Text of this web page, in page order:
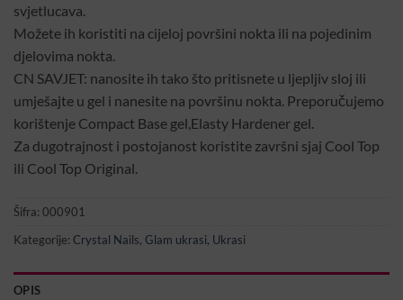
svjetlucava.
Možete ih koristiti na cijeloj površini nokta ili na pojedinim
djelovima nokta.
CN SAVJET: nanosite ih tako što pritisnete u ljepljiv sloj ili
umješajte u gel i nanesite na površinu nokta. Preporučujemo
korištenje Compact Base gel,Elasty Hardener gel.
Za dugotrajnost i postojanost koristite završni sjaj Cool Top
ili Cool Top Original.
Šifra: 000901
Kategorije: Crystal Nails, Glam ukrasi, Ukrasi
OPIS